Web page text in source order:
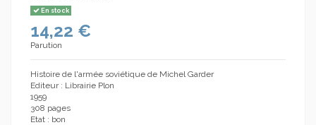
En stock
14,22 €
Parution
Histoire de l'armée soviétique de Michel Garder
Editeur : Librairie Plon
1959
308 pages
Etat : bon